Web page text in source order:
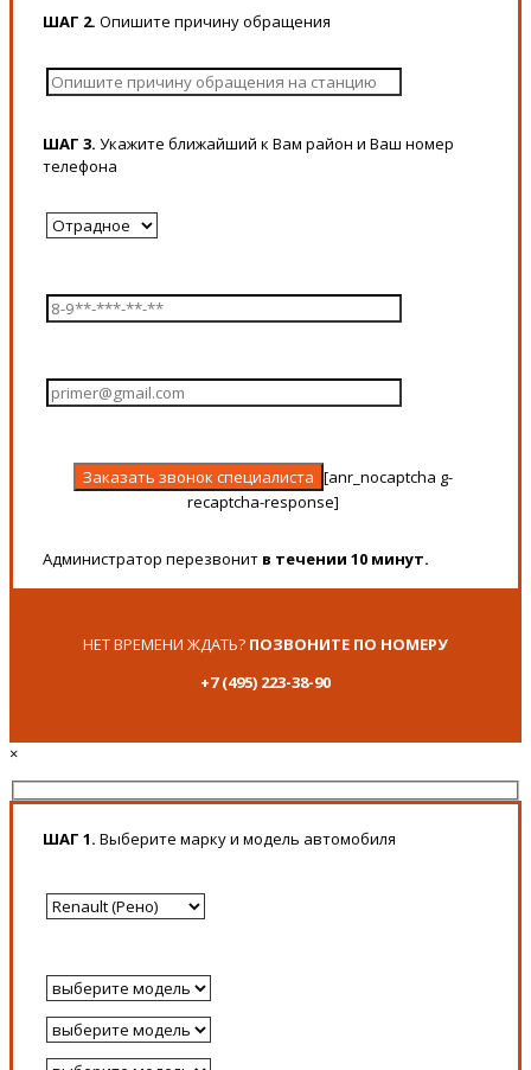
ШАГ 2. Опишите причину обращения
ШАГ 3. Укажите ближайший к Вам район и Ваш номер
телефона
[anr_nocaptcha g-
recaptcha-response]
Администратор перезвонит в течении 10 минут.
НЕТ ВРЕМЕНИ ЖДАТЬ? ПОЗВОНИТЕ ПО НОМЕРУ
+7 (495) 223-38-90
×
ШАГ 1. Выберите марку и модель автомобиля